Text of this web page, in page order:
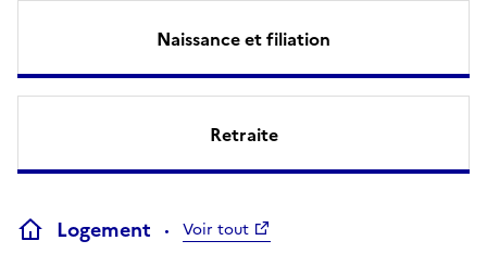
Naissance et filiation
Retraite
Logement Voir tout